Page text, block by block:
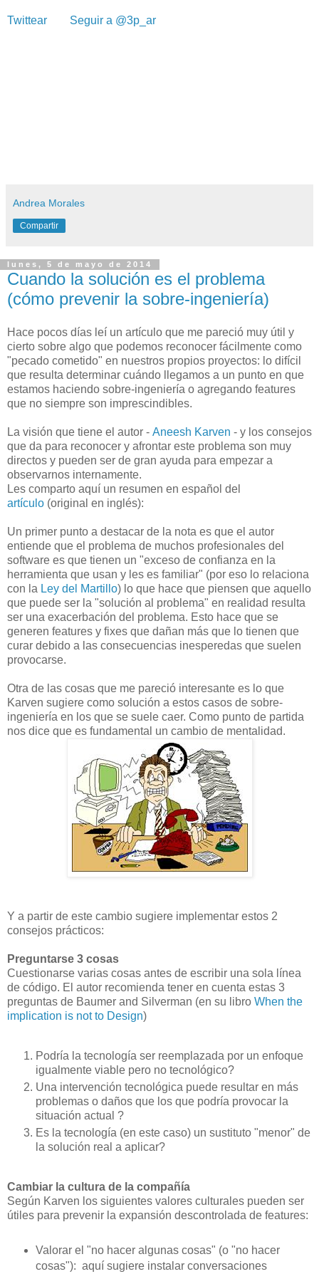
Twittear Seguir a @3p_ar
Andrea Morales
Compartir
lunes, 5 de mayo de 2014
Cuando la solución es el problema
(cómo prevenir la sobre-ingeniería)
Hace pocos días leí un artículo que me pareció muy útil y
cierto sobre algo que podemos reconocer fácilmente como
"pecado cometido" en nuestros propios proyectos: lo difícil
que resulta determinar cuándo llegamos a un punto en que
estamos haciendo sobre-ingeniería o agregando features
que no siempre son imprescindibles.
La visión que tiene el autor - Aneesh Karven - y los consejos
que da para reconocer y afrontar este problema son muy
directos y pueden ser de gran ayuda para empezar a
observarnos internamente.
Les comparto aquí un resumen en español del
artículo (original en inglés):
Un primer punto a destacar de la nota es que el autor
entiende que el problema de muchos profesionales del
software es que tienen un "exceso de confianza en la
herramienta que usan y les es familiar" (por eso lo relaciona
con la Ley del Martillo) lo que hace que piensen que aquello
que puede ser la "solución al problema" en realidad resulta
ser una exacerbación del problema. Esto hace que se
generen features y fixes que dañan más que lo tienen que
curar debido a las consecuencias inesperedas que suelen
provocarse.
Otra de las cosas que me pareció interesante es lo que
Karven sugiere como solución a estos casos de sobre-
ingeniería en los que se suele caer. Como punto de partida
nos dice que es fundamental un cambio de mentalidad.
Y a partir de este cambio sugiere implementar estos 2
consejos prácticos:
Preguntarse 3 cosas
Cuestionarse varias cosas antes de escribir una sola línea
de código. El autor recomienda tener en cuenta estas 3
preguntas de Baumer and Silverman (en su libro When the
implication is not to Design)
Podría la tecnología ser reemplazada por un enfoque
igualmente viable pero no tecnológico?
Una intervención tecnológica puede resultar en más
problemas o daños que los que podría provocar la
situación actual ?
Es la tecnología (en este caso) un sustituto "menor" de
la solución real a aplicar?
Cambiar la cultura de la compañía
Según Karven los siguientes valores culturales pueden ser
útiles para prevenir la expansión descontrolada de features:
Valorar el "no hacer algunas cosas" (o "no hacer
cosas"): aquí sugiere instalar conversaciones